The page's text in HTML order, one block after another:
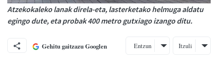
Atzekokaleko lanak direla-eta, lasterketako helmuga aldatu
egingo dute, eta probak 400 metro gutxiago izango ditu.
Gehitu gaitzazu Googlen Entzun Itzuli